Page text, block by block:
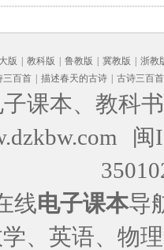
版 教科版 鲁教版 冀教版
浙教
三百首 描述春天的古诗 古诗三百首
子课本、教科
闽
线电子课本导
、英语、物